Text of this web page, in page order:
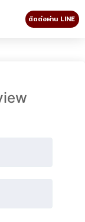
ติดต่อผ่าน LINE